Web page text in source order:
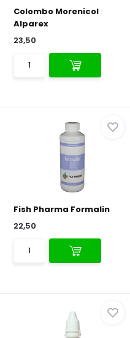
Colombo Morenicol
Alparex
23,50
Fish Pharma Formalin
22,50